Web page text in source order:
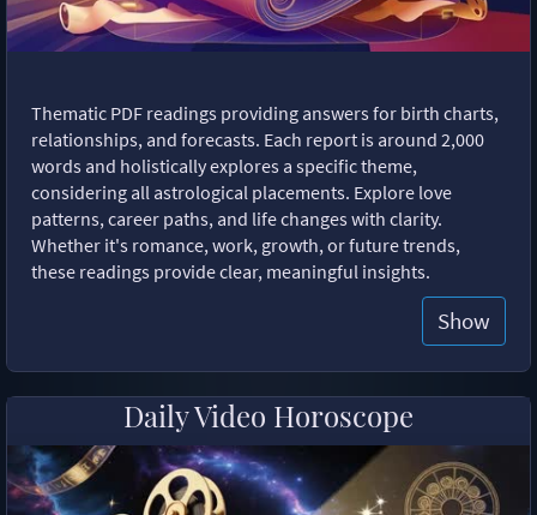
Thematic PDF readings providing answers for birth charts,
relationships, and forecasts. Each report is around 2,000
words and holistically explores a specific theme,
considering all astrological placements. Explore love
patterns, career paths, and life changes with clarity.
Whether it's romance, work, growth, or future trends,
these readings provide clear, meaningful insights.
Show
Daily Video Horoscope